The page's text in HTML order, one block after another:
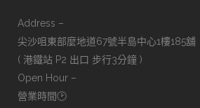
Address –
尖沙咀東部麼地道67號半島中心1樓185舖
( 港鐵站 P2 出口 步行3分鐘 )
Open Hour –
營業時間🕑